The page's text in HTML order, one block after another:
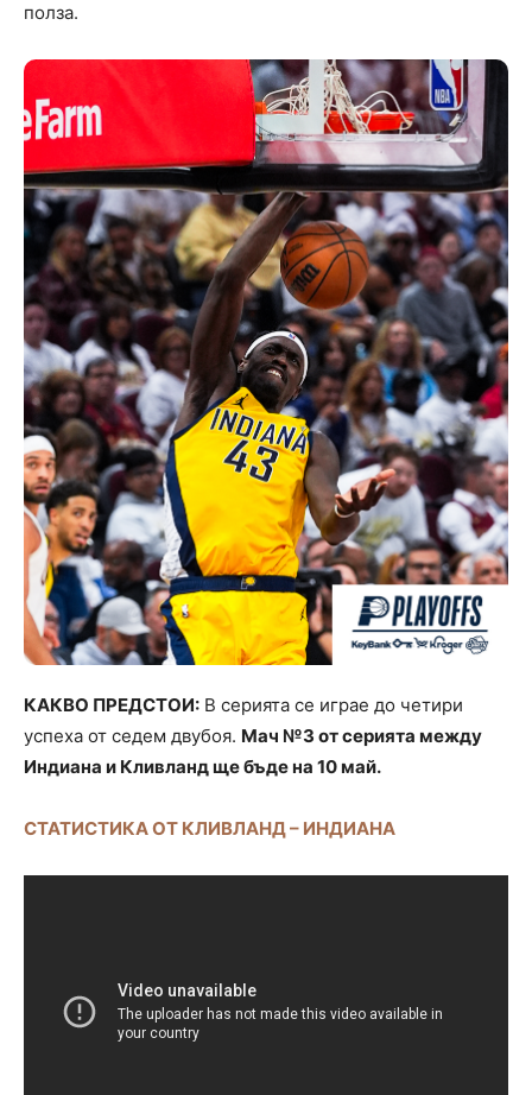
полза.
КАКВО ПРЕДСТОИ: В серията се играе до четири
успеха от седем двубоя. Мач №3 от серията между
Индиана и Кливланд ще бъде на 10 май.
СТАТИСТИКА ОТ КЛИВЛАНД – ИНДИАНА